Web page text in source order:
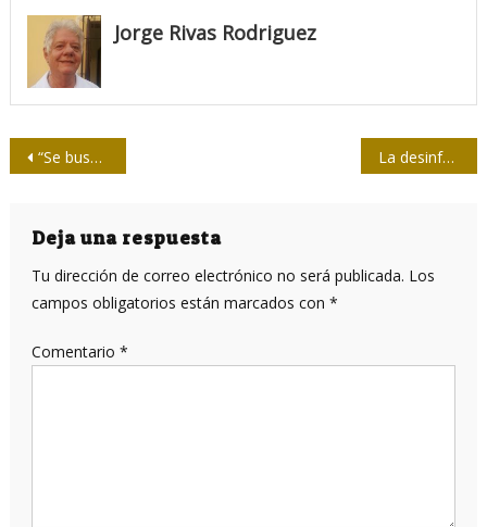
Jorge Rivas Rodriguez
Navegación
entradas
“Se busca crear un patrón de pensamiento que haga creer que los medios rusos nos están manipulando” La desinformación electoral en Estados Unidos: otro epitafio para la verdad
Deja una respuesta
Tu dirección de correo electrónico no será publicada. Los
campos obligatorios están marcados con *
Comentario *